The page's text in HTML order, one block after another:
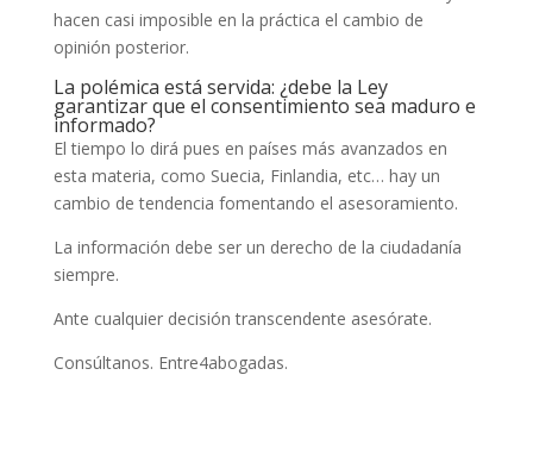
hacen casi imposible en la práctica el cambio de
opinión posterior.
La polémica está servida: ¿debe la Ley
garantizar que el consentimiento sea maduro e
informado?
El tiempo lo dirá pues en países más avanzados en
esta materia, como Suecia, Finlandia, etc… hay un
cambio de tendencia fomentando el asesoramiento.
La información debe ser un derecho de la ciudadanía
siempre.
Ante cualquier decisión transcendente asesórate.
Consúltanos. Entre4abogadas.